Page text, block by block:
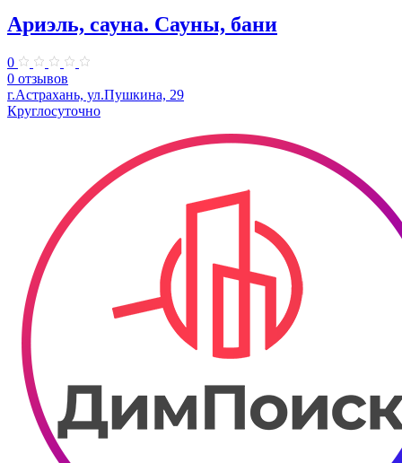
Ариэль, сауна. Сауны, бани
0
0 отзывов
г.Астрахань, ул.Пушкина, 29
Круглосуточно